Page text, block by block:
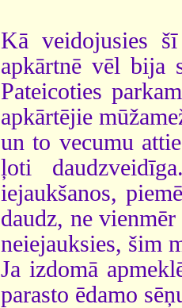
Kā veidojusies
apkārtnē vēl bija
Pateicoties
apkārtējie
un to vecumu
ļoti
iejaukšanos,
daudz, ne
neiejauksies, šim
Ja izdomā
parasto ēdamo